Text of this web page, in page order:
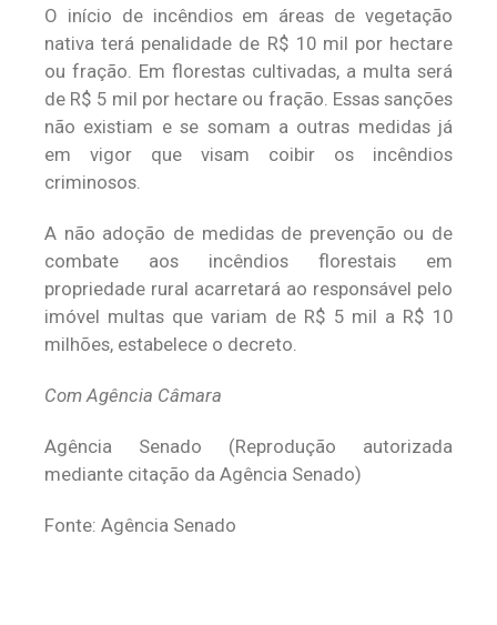
O início de incêndios em áreas de vegetação
nativa terá penalidade de R$ 10 mil por hectare
ou fração. Em florestas cultivadas, a multa será
de R$ 5 mil por hectare ou fração. Essas sanções
não existiam e se somam a outras medidas já
em vigor que visam coibir os incêndios
criminosos.
A não adoção de medidas de prevenção ou de
combate aos incêndios florestais em
propriedade rural acarretará ao responsável pelo
imóvel multas que variam de R$ 5 mil a R$ 10
milhões, estabelece o decreto.
Com Agência Câmara
Agência Senado (Reprodução autorizada
mediante citação da Agência Senado)
Fonte: Agência Senado